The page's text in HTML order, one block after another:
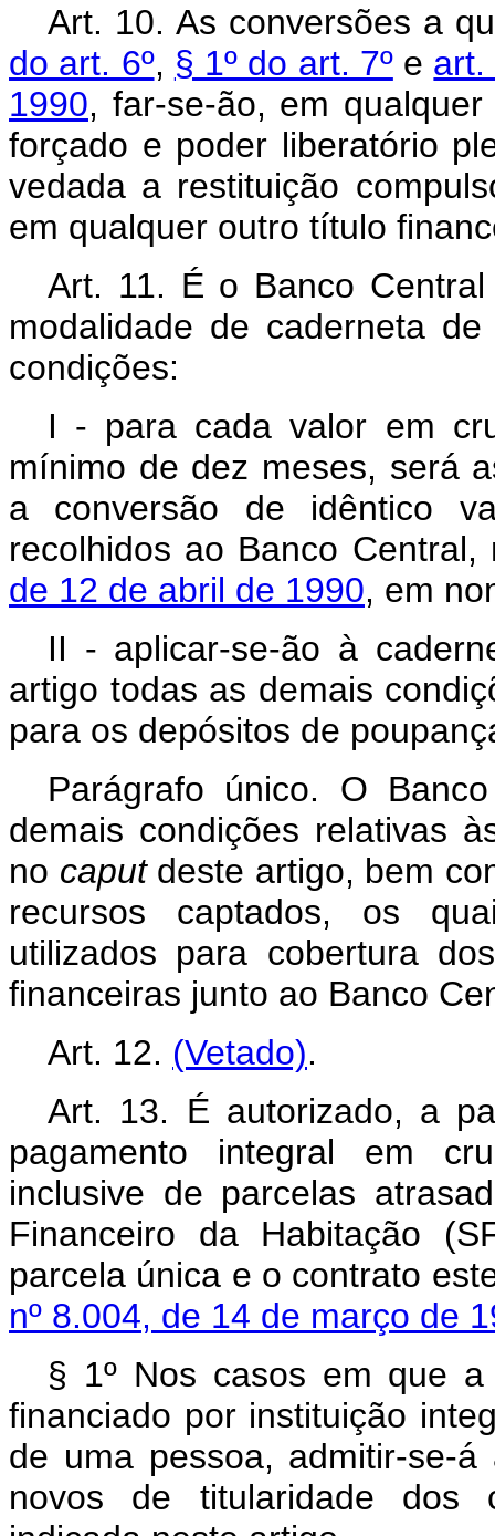
Art. 10. As conversões a
do art. 6º, § 1º do art. 7ºe art.
1990, far-se-ão, em
forçado e poder liberatório
vedada a restituição
em qualquer outro título
Art. 11. É o Banco
modalidade de caderneta
condições:
I - para cada valor em
mínimo de dez meses, será
a conversão de idêntico
recolhidos ao Banco
de 12 de abril de 1990, em
II - aplicar-se-ão à
artigo todas as demais
para os depósitos de
Parágrafo único. O
demais condições relativas
no caputdeste artigo, bem
recursos captados, os
utilizados para cobertura
financeiras junto ao Banco
Art. 12. (Vetado).
Art. 13. É autorizado, a
pagamento integral em
inclusive de parcelas
Financeiro da Habitação
parcela única e o contrato
nº 8.004, de 14 de março de
§ 1º Nos casos em que
financiado por instituição
de uma pessoa, admitir-se-
novos de titularidade dos